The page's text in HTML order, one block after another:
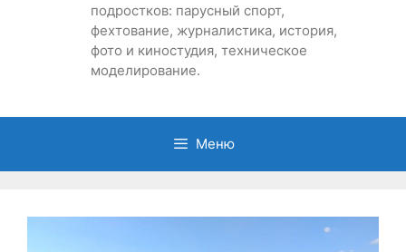
подростков: парусный спорт,
фехтование, журналистика, история,
фото и киностудия, техническое
моделирование.
Меню